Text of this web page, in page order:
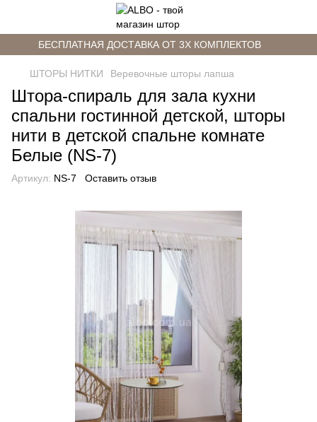
БЕСПЛАТНАЯ ДОСТАВКА ОТ 3Х КОМПЛЕКТОВ
ШТОРЫ НИТКИ Веревочные шторы лапша
Штора-спираль для зала кухни
спальни гостинной детской, шторы
нити в детской спальне комнате
Белые (NS-7)
Артикул: NS-7 Оставить отзыв